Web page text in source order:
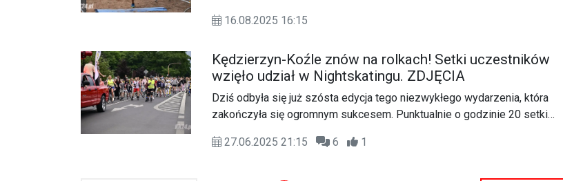
kalendarz sportowych atrakcji miasta, gromadzi zarówno dorosłych, jak i
16.08.2025 16:15
Kędzierzyn-Koźle znów na rolkach! Setki uczestników
wzięło udział w Nightskatingu. ZDJĘCIA
Dziś odbyła się już szósta edycja tego niezwykłego wydarzenia, która
zakończyła się ogromnym sukcesem. Punktualnie o godzinie 20 setki
ulice miasta, tworząc imponujący, wielobarwny korowód pełen pozytywnej
27.06.2025 21:15 6 1